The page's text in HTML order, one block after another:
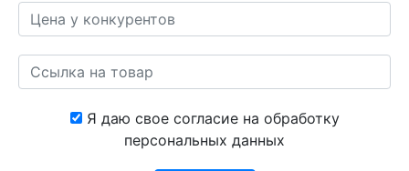
Я даю свое согласие на обработку
персональных данных